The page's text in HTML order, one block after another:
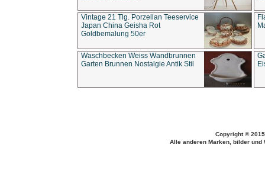
Vintage 21 Tlg. Porzellan Teeservice
Japan China Geisha Rot
Goldbemalung 50er
Waschbecken Weiss Wandbrunnen
Garten Brunnen Nostalgie Antik Stil
Copyright ©
Alle anderen Marken, bilder und